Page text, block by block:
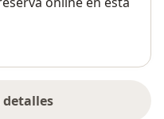
la dirección